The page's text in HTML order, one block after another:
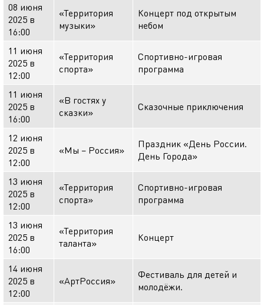
08 июня
2025 в
16:00
«Территория
музыки»
Концерт под открытым
небом
11 июня
2025 в
12:00
«Территория
спорта»
Спортивно-игровая
программа
11 июня
2025 в
16:00
«В гостях у
сказки»
Сказочные приключения
12 июня
2025 в
12:00
«Мы – Россия»
Праздник «День России.
День Города»
13 июня
2025 в
12:00
«Территория
спорта»
Спортивно-игровая
программа
13 июня
2025 в
16:00
«Территория
таланта»
Концерт
14 июня
2025 в
12:00
«АртРоссия»
Фестиваль для детей и
молодёжи.